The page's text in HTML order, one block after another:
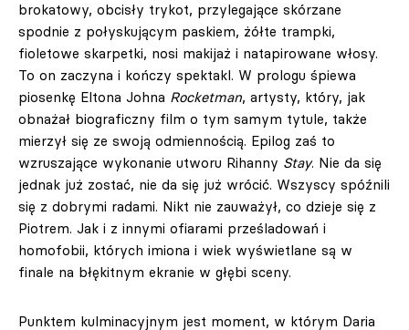
brokatowy, obcisły trykot, przylegające skórzane
spodnie z połyskującym paskiem, żółte trampki,
fioletowe skarpetki, nosi makijaż i natapirowane włosy.
To on zaczyna i kończy spektakl. W prologu śpiewa
piosenkę Eltona Johna Rocketman, artysty, który, jak
obnażał biograficzny film o tym samym tytule, także
mierzył się ze swoją odmiennością. Epilog zaś to
wzruszające wykonanie utworu Rihanny Stay. Nie da się
jednak już zostać, nie da się już wrócić. Wszyscy spóźnili
się z dobrymi radami. Nikt nie zauważył, co dzieje się z
Piotrem. Jak i z innymi ofiarami prześladowań i
homofobii, których imiona i wiek wyświetlane są w
finale na błękitnym ekranie w głębi sceny.
Punktem kulminacyjnym jest moment, w którym Daria